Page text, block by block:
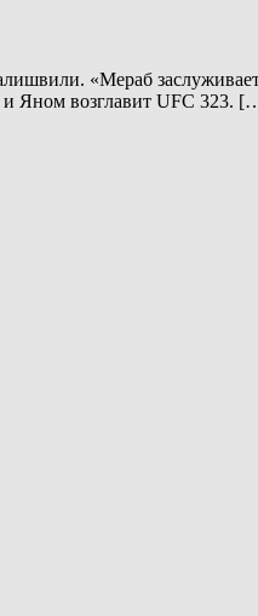
«Мераб
и Яном возглавит UFC 323.